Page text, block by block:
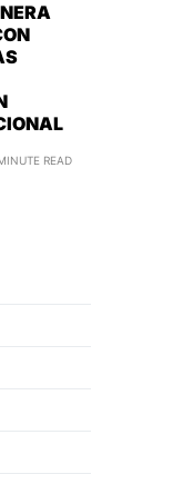
READ